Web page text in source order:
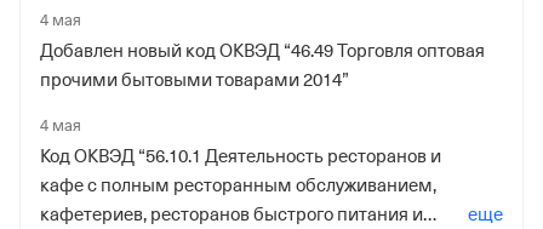
4 мая
Добавлен новый код ОКВЭД “46.49 Торговля оптовая
прочими бытовыми товарами 2014”
4 мая
Код ОКВЭД “56.10.1 Деятельность ресторанов и
кафе с полным ресторанным обслуживанием,
кафетериев, ресторанов быстрого питания и
еще